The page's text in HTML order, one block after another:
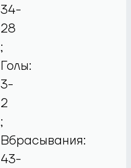
34-
28
;
Голы:
3-
2
;
Вбрасывания:
43-